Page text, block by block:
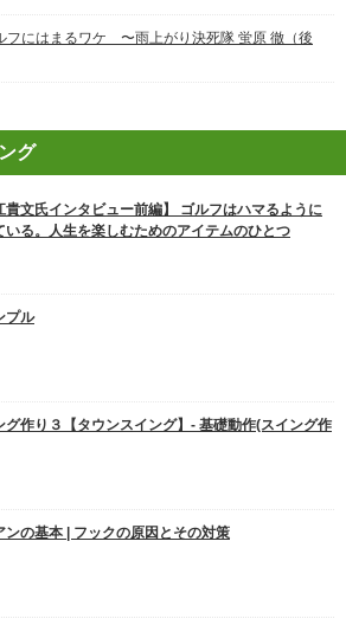
フにはまるワケ 〜雨上がり決死隊 蛍原 徹（後
グ
貴文氏インタビュー前編】 ゴルフはハマるように
いる。人生を楽しむためのアイテムのひとつ
プル
グ作り３【タウンスイング】‐ 基礎動作(スイング作
ンの基本 | フックの原因とその対策